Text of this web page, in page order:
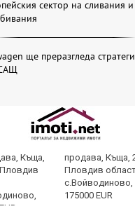
сектор на сливания и
ще преразгледа
продава, Къща,
Пловдив
с.Войводиново,
175000 EUR